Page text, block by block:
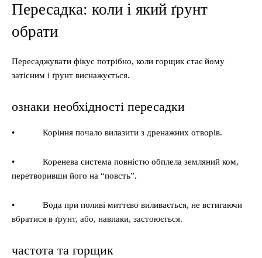
Пересадка: коли і який ґрунт
обрати
Пересаджувати фікус потрібно, коли горщик стає йому
затісним і ґрунт виснажується.
ознаки необхідності пересадки
• Коріння почало вилазити з дренажних отворів.
• Коренева система повністю обплела земляний ком,
перетворивши його на “повсть”.
• Вода при поливі миттєво виливається, не встигаючи
вбратися в ґрунт, або, навпаки, застоюється.
частота та горщик